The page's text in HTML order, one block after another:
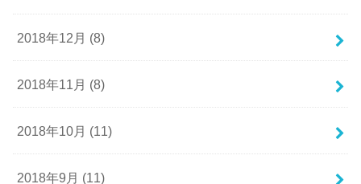
2018年12月 (8)
2018年11月 (8)
2018年10月 (11)
2018年9月 (11)